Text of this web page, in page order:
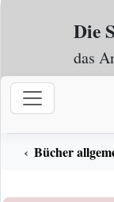
Zum Inhalt
Die
das
Bücher